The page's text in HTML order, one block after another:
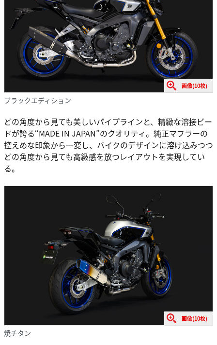
画像(10枚)
ブラックエディション
どの角度から見ても美しいパイプラインと、精緻な溶接ビー
ドが誇る“MADE IN JAPAN”のクオリティ。純正マフラーの
控えめな印象から一変し、バイクのデザインに溶け込みつつ
どの角度から見ても高級感を放つレイアウトを実現してい
る。
画像(10枚)
焼チタン